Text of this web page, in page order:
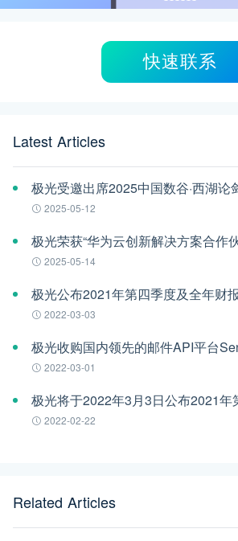
快速联系
Latest Articles
2025-05-12
极光荣获“华为云创新解决方案合作
2025-05-14
极光公布2021年第四季度及全年财
2022-03-03
极光收购国内领先的邮件API平台
2022-03-01
2022-02-22
Related Articles